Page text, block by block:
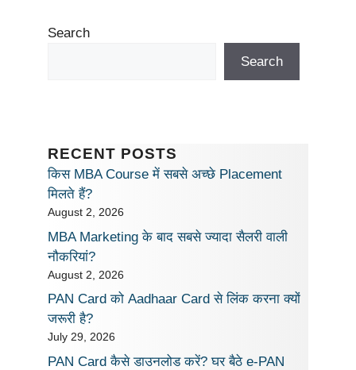
Search
Search
RECENT POSTS
किस MBA Course में सबसे अच्छे Placement
मिलते हैं?
August 2, 2026
MBA Marketing के बाद सबसे ज्यादा सैलरी वाली
नौकरियां?
August 2, 2026
PAN Card को Aadhaar Card से लिंक करना क्यों
जरूरी है?
July 29, 2026
PAN Card कैसे डाउनलोड करें? घर बैठे e-PAN